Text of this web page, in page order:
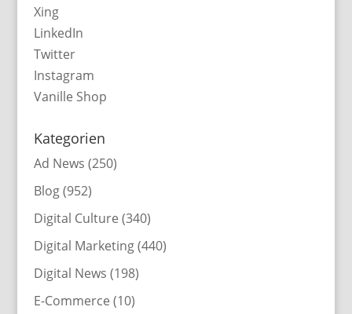
Xing
LinkedIn
Twitter
Instagram
Vanille Shop
Kategorien
Ad News (250)
Blog(952)
Digital Culture (340)
Digital Marketing(440)
Digital News (198)
E-Commerce (10)